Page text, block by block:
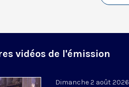
vidéos de l'émission
Dimanche 2 août 2026